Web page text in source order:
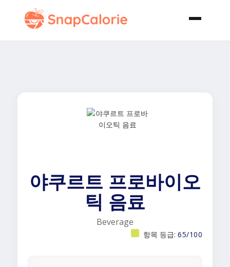
야쿠르트 프로바이오
틱 음료
Beverage
항목 등급: 65/100